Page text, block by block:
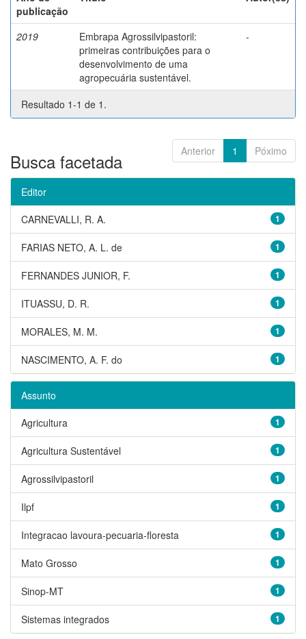
publicação
2019
Embrapa Agrossilvipastoril:
primeiras contribuições para o
desenvolvimento de uma
agropecuária sustentável.
-
Resultado 1-1 de 1.
Anterior 1 Póximo
Busca facetada
Editor
1
CARNEVALLI, R. A.
1
FARIAS NETO, A. L. de
1
FERNANDES JUNIOR, F.
1
ITUASSU, D. R.
1
MORALES, M. M.
1
NASCIMENTO, A. F. do
Assunto
1
Agricultura
1
Agricultura Sustentável
1
Agrossilvipastoril
1
Ilpf
1
Integracao lavoura-pecuaria-floresta
1
Mato Grosso
1
Sinop-MT
1
Sistemas integrados